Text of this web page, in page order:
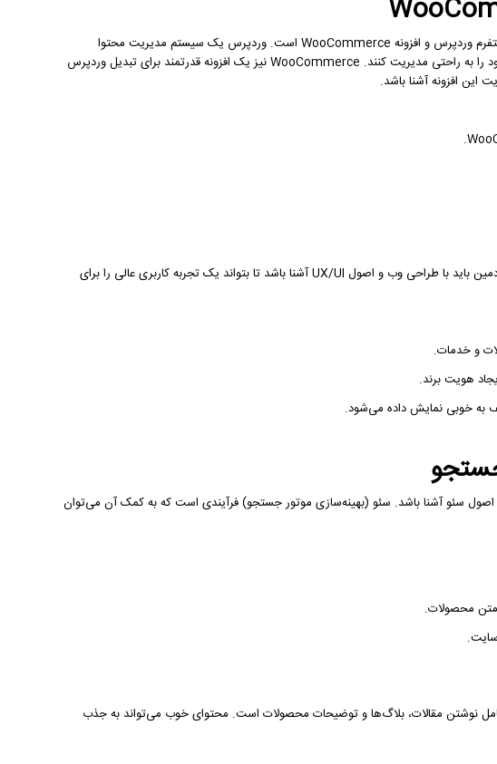
اولین قدم برای تبدیل شدن به یک ادمین حرفه‌ای، آشنایی کامل با پلتفرم وردپرس و افزونه WooCommerce است. وردپرس یک سیستم مدیریت محتوا
(CMS) متن‌باز است که به کاربران اجازه می‌دهد تا وب‌سایت‌های خود را به راحتی مدیریت کنند. WooCommerce نیز یک افزونه قدرتمند برای تبدیل وردپرس
این افزونه آشنا باشد.
ظاهر فروشگاه اینترنتی یکی از عوامل مهم در جذب مشتریان است. ادمین باید با طراحی وب و اصول UX/UI آشنا باشد تا بتواند یک تجربه کاربری عالی را برای
و خدمات.
هویت برند.
به خوبی نمایش داده می‌شود.
سئو آشنا باشد. سئو (بهینه‌سازی موتور جستجو) فرآیندی است که به کمک آن می‌توان
متن محصولات.
نوشتن مقالات، بلاگ‌ها و توضیحات محصولات است. محتوای خوب می‌تواند به جذب